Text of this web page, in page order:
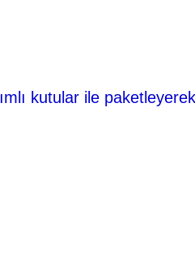
kutular ile